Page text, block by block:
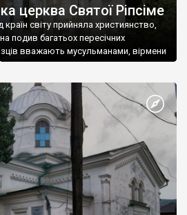
церква Святої Ріпсіме
світу прийняла християнство,
подив багатьох пересічних
вважають мусульманами, вірмени